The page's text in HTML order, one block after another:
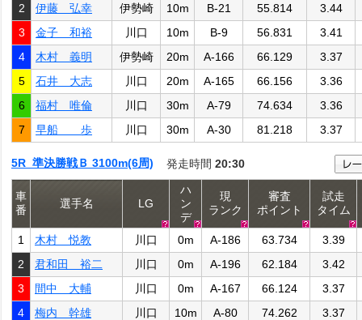
2
伊藤 弘幸 伊勢崎 10m B-21 55.814
3.44
3
金子 和裕 川口 10m B-9 56.831
3.41
4
木村 義明 伊勢崎 20m A-166 66.129
3.37
5
石井 大志 川口 20m A-165 66.156
3.36
6
福村 唯倫 川口 30m A-79 74.634
3.36
7
早船 歩 川口 30m A-30 81.218 3.37
5R 準決勝戦Ｂ 3100m(6周) 発走時間 20:30
車
番
選手名 LG
ハ
ン
デ
現
ランク
審査
ポイント
試走
タイム
1 木村 悦教 川口 0m A-186 63.734
3.39
2
君和田 裕二 川口 0m A-196 62.184
3.42
3
間中 大輔 川口 0m A-167 66.124
3.37
4
梅内 幹雄 川口 10m A-80 74.262
3.37